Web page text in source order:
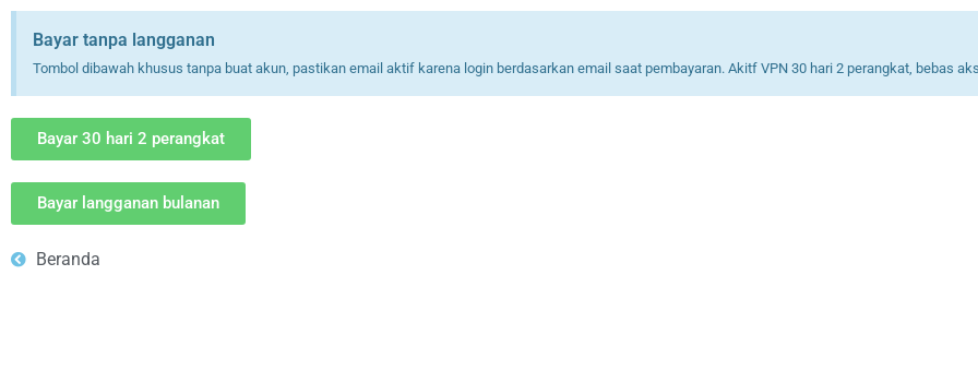
Bayar tanpa langganan
Tombol dibawah khusus tanpa buat akun, pastikan email aktif karena login berdasarkan email saat pembayaran. Akitf VPN 30 hari 2 perangkat, bebas
Bayar 30 hari 2 perangkat
Bayar langganan bulanan
Beranda